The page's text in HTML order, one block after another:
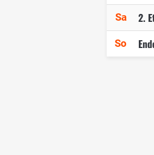
Sa 2.
So